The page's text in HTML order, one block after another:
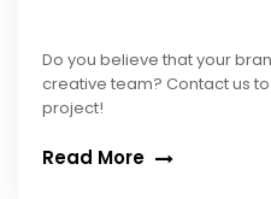
Do you believe that your
creative team? Contact us
project!
Read More